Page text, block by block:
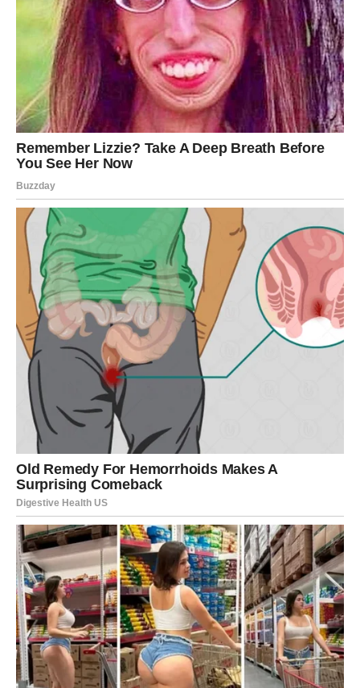
Kada danas odlučite da poštujete sebe, energija oko vas
se menja. Ljudi osećaju vašu odlučnost. Osećaju da više
ne mogu manipulisati vašim emocijama.
U narednom periodu može se pojaviti osoba koja vas ne
plaši vašom dubinom, već je prihvata. Neko ko ne igra
igre moći. Neko ko razume da je vaša strast snaga, a ne
Ali ta osoba dolazi tek kada vi potpuno zatvorite vrata
onome što vas je iscrpljivalo.